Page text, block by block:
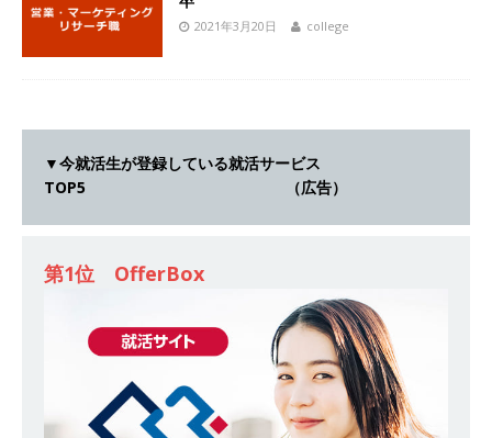
土日祝完全休み ｜ 売上高1,138億円 ｜ プライム
上場 ｜ 新電元工業
体育会積極採用企業
【 28卒 ｜ 適性検査合否免
務限定 ｜ 世界No.1の不動産投資市場東京で投資
住宅販売をリードする企業 ｜ 土地仕入れから物
件販売までを担う ｜ 平均年収809万 ｜ 年間休日
130日・土日祝完全休み ｜ スタンダード上場 ｜
明豊エンタープライズ
体育会積極採用企業
2021年3月20日 college
▼今就活生が登録している就活サービス
TOP5 （広告）
第1位 OfferBox